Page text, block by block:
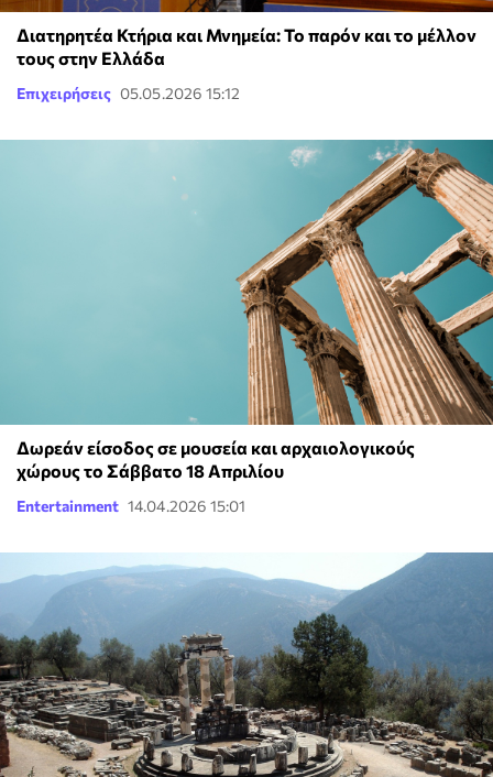
Διατηρητέα Κτήρια και Μνημεία: Το παρόν και το μέλλον
τους στην Ελλάδα
Επιχειρήσεις 05.05.2026 15:12
Δωρεάν είσοδος σε μουσεία και αρχαιολογικούς
χώρους το Σάββατο 18 Απριλίου
Entertainment 14.04.2026 15:01